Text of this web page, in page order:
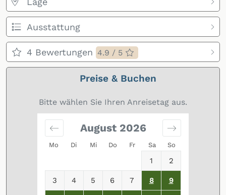
Ausstattung
4 Bewertungen 4.9 / 5
Preise & Buchen
Bitte wählen Sie Ihren Anreisetag aus.
Mo Di Mi Do Fr Sa So
August 2026
1 2
3 4 5 6 7 8 9